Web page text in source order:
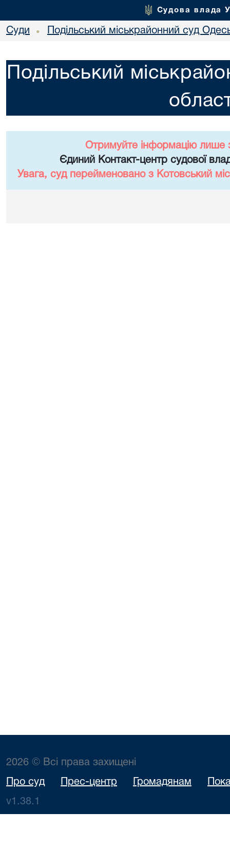
Судова влада
Суди • Подільський міськрайонний суд
Подільський
Отримуйте інформацію лише
Єдиний Контакт-центр судової
Увага, суд перейменовано з Котовський
2026 © Всі права захищені
Про суд Прес-центр Громадянам
v1.38.1